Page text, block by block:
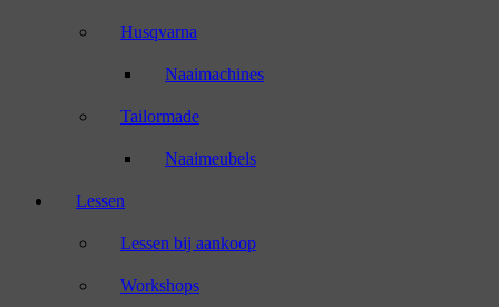
Husqvarna
Naaimachines
Tailormade
Naaimeubels
Lessen
Lessen bij aankoop
Workshops